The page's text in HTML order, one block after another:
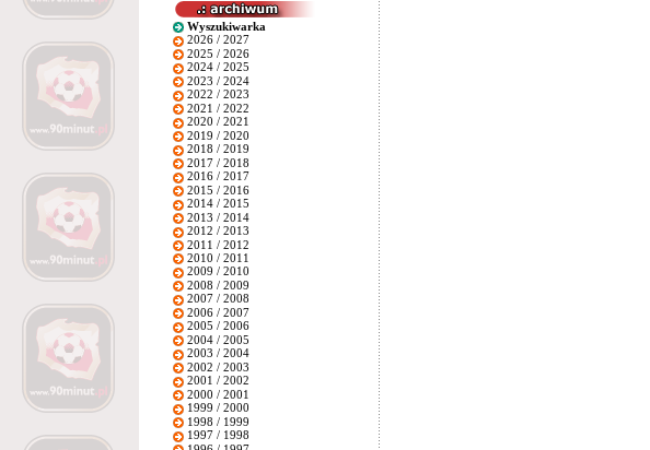
Wyszukiwarka
2026 / 2027
2025 / 2026
2024 / 2025
2023 / 2024
2022 / 2023
2021 / 2022
2020 / 2021
2019 / 2020
2018 / 2019
2017 / 2018
2016 / 2017
2015 / 2016
2014 / 2015
2013 / 2014
2012 / 2013
2011 / 2012
2010 / 2011
2009 / 2010
2008 / 2009
2007 / 2008
2006 / 2007
2005 / 2006
2004 / 2005
2003 / 2004
2002 / 2003
2001 / 2002
2000 / 2001
1999 / 2000
1998 / 1999
1997 / 1998